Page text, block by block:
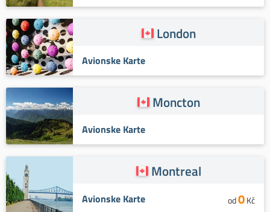
London
Avionske Karte
Moncton
Avionske Karte
Montreal
Avionske Karte od0Kč